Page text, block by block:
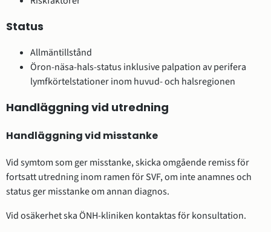
Status
Allmäntillstånd
Öron-näsa-hals-status inklusive palpation av perifera
lymfkörtelstationer inom huvud- och halsregionen
Handläggning vid utredning
Handläggning vid misstanke
Vid symtom som ger misstanke, skicka omgående remiss för
fortsatt utredning inom ramen för SVF, om inte anamnes och
status ger misstanke om annan diagnos.
Vid osäkerhet ska ÖNH-kliniken kontaktas för konsultation.